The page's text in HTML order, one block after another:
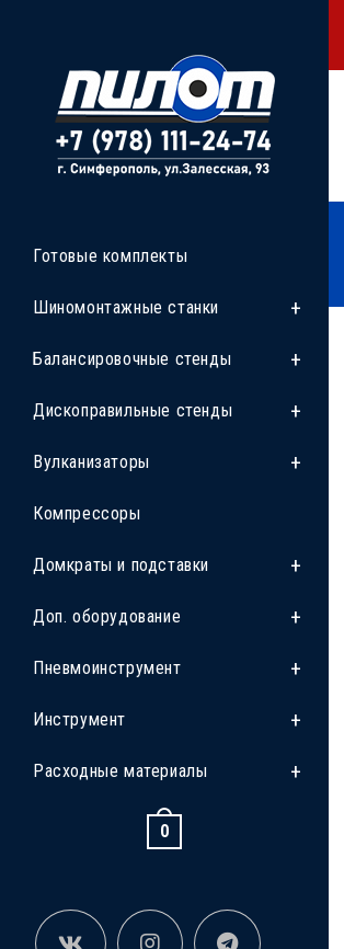
Готовые комплекты
Шиномонтажные станки
Балансировочные стенды
Дископравильные стенды
Вулканизаторы
Компрессоры
Домкраты и подставки
Доп. оборудование
Пневмоинструмент
Инструмент
Расходные материалы
0